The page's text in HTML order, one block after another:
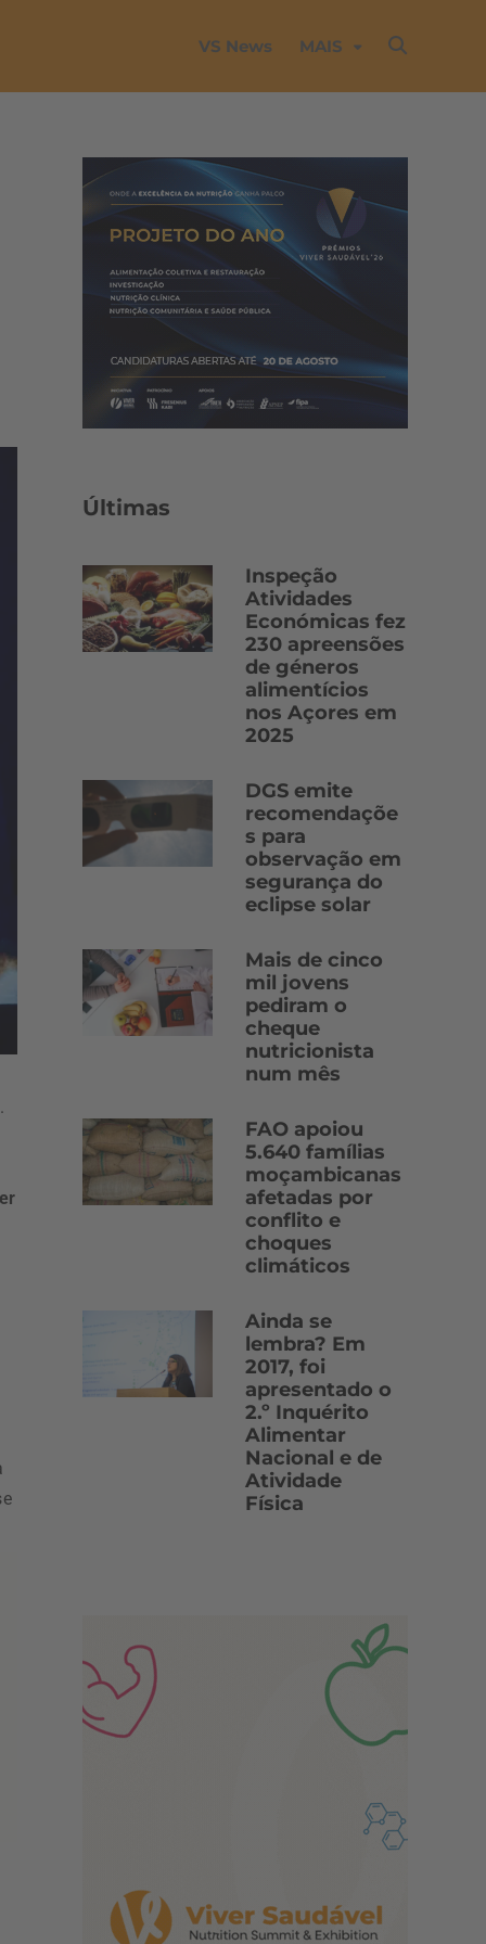
VS News MAIS
Últimas
Inspeção
Atividades
Económicas fez
230 apreensões
de géneros
alimentícios
nos Açores em
2025
DGS emite
recomendaçõe
s para
observação em
segurança do
eclipse solar
Mais de cinco
mil jovens
pediram o
cheque
nutricionista
num mês
FAO apoiou
5.640 famílias
moçambicanas
afetadas por
conflito e
choques
climáticos
Ainda se
lembra? Em
2017, foi
apresentado o
2.º Inquérito
Alimentar
Nacional e de
Atividade
Física